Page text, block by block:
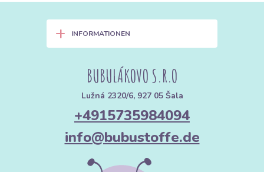
+ INFORMATIONEN
BUBULÁKOVO S.R.O
Lužná 2320/6, 927 05 Šala
+4915735984094
info@bubustoffe.de